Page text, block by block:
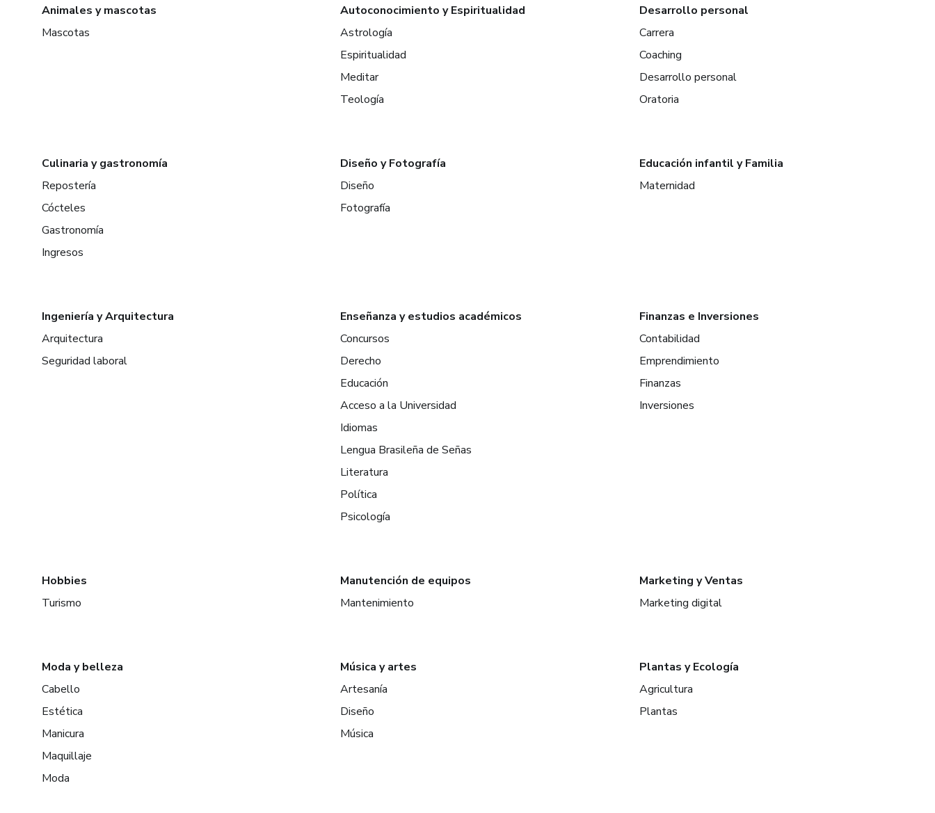
Animales y mascotas
Mascotas
Autoconocimiento y Espiritualidad
Astrología
Espiritualidad
Meditar
Teología
Desarrollo personal
Carrera
Coaching
Desarrollo personal
Oratoria
Culinaria y gastronomía
Repostería
Cócteles
Gastronomía
Ingresos
Diseño y Fotografía
Diseño
Fotografía
Educación infantil y Familia
Maternidad
Ingeniería y Arquitectura
Arquitectura
Seguridad laboral
Enseñanza y estudios académicos
Concursos
Derecho
Educación
Acceso a la Universidad
Idiomas
Lengua Brasileña de Señas
Literatura
Política
Psicología
Finanzas e Inversiones
Contabilidad
Emprendimiento
Finanzas
Inversiones
Hobbies
Turismo
Manutención de equipos
Mantenimiento
Marketing y Ventas
Marketing digital
Moda y belleza
Cabello
Estética
Manicura
Maquillaje
Moda
Música y artes
Artesanía
Diseño
Música
Plantas y Ecología
Agricultura
Plantas